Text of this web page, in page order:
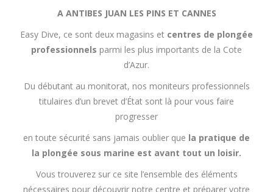
A ANTIBES JUAN LES PINS ET CANNES
Easy Dive, ce sont deux magasins et centres de plongée
professionnels parmi les plus importants de la Cote
d’Azur.
Du débutant au monitorat, nos moniteurs professionnels
titulaires d’un brevet d’État sont là pour vous faire
progresser
en toute sécurité sans jamais oublier que la pratique de
la plongée sous marine est avant tout un loisir.
Vous trouverez sur ce site l’ensemble des éléments
nécessaires pour découvrir notre centre et préparer votre